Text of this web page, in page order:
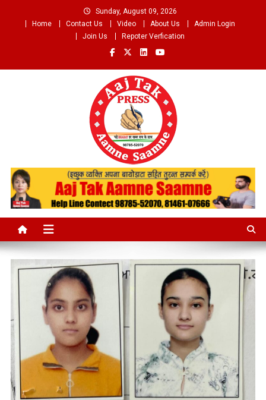
Sunday, August 09, 2026
Home
Contact Us Video About Us
Admin Login
Join Us
Repoter Verfication
Aaj Tak Aamne Saamne.com